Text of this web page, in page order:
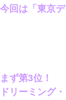
今回は「東京デ
まず第3位！
ドリーミング